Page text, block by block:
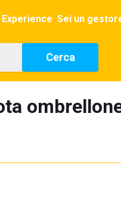
Experience Sei un
Cerca